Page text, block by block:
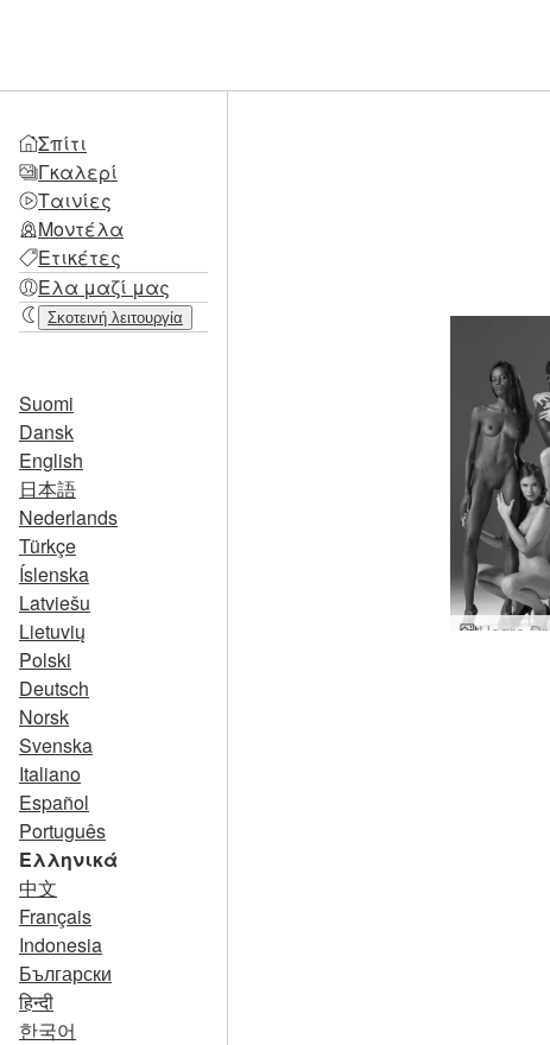
Σπίτι
Γκαλερί
Ταινίες
Μοντέλα
Ετικέτες
Ελα μαζί μας
Σκοτεινή λειτουργία
Suomi
Dansk
English
日本語
Nederlands
Türkçe
Íslenska
Latviešu
Lietuvių
Polski
Deutsch
Norsk
Svenska
Italiano
Español
Português
Ελληνικά
中文
Français
Indonesia
Български
हिन्दी
한국어